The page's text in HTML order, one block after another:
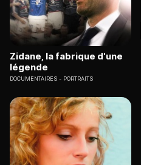
Zidane, la fabrique d'une
légende
DOCUMENTAIRES PORTRAITS